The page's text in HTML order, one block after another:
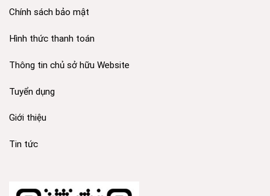
Chính sách bảo mật
Hình thức thanh toán
Thông tin chủ sở hữu Website
Tuyển dụng
Giới thiệu
Tin tức